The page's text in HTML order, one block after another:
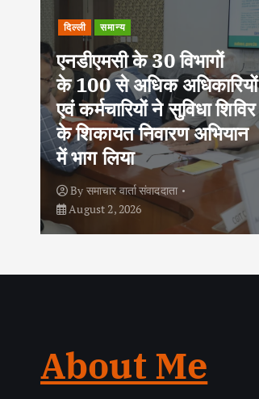
दिल्ली राष्ट्रीय समान्य
आजादी के 79 वर्ष पूर्ण होने पर
एनसीसी ने निकाली
साइक्लोथॉन-2026, फिटनेस
और पर्यावरण संरक्षण का दिया
संदेश
By समाचार वार्ता संवाददाता
August 2, 2026
About Me